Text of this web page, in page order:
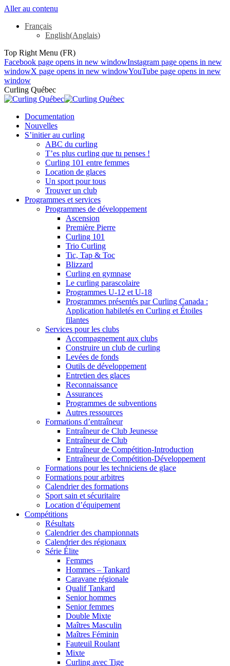
Aller au contenu
Français
English(Anglais)
Top Right Menu (FR)
Facebook page opens in new windowInstagram page opens in new
windowX page opens in new windowYouTube page opens in new
window
Curling Québec
Documentation
Nouvelles
S’initier au curling
ABC du curling
T’es plus curling que tu penses !
Curling 101 entre femmes
Location de glaces
Un sport pour tous
Trouver un club
Programmes et services
Programmes de développement
Ascension
Première Pierre
Curling 101
Trio Curling
Tic, Tap & Toc
Blizzard
Curling en gymnase
Le curling parascolaire
Programmes U-12 et U-18
Programmes présentés par Curling Canada :
Application habiletés en Curling et Étoiles
filantes
Services pour les clubs
Accompagnement aux clubs
Construire un club de curling
Levées de fonds
Outils de développement
Entretien des glaces
Reconnaissance
Assurances
Programmes de subventions
Autres ressources
Formations d’entraîneur
Entraîneur de Club Jeunesse
Entraîneur de Club
Entraîneur de Compétition-Introduction
Entraîneur de Compétition-Développement
Formations pour les techniciens de glace
Formations pour arbitres
Calendrier des formations
Sport sain et sécuritaire
Location d’équipement
Compétitions
Résultats
Calendrier des championnats
Calendrier des régionaux
Série Élite
Femmes
Hommes – Tankard
Caravane régionale
Qualif Tankard
Senior hommes
Senior femmes
Double Mixte
Maîtres Masculin
Maîtres Féminin
Fauteuil Roulant
Mixte
Curling avec Tige